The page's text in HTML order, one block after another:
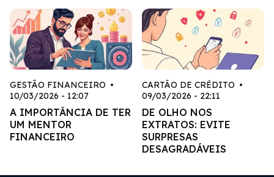
GESTÃO FINANCEIRO •
10/03/2026 - 12:07
A IMPORTÂNCIA DE TER
UM MENTOR
FINANCEIRO
CARTÃO DE CRÉDITO •
09/03/2026 - 22:11
DE OLHO NOS
EXTRATOS: EVITE
SURPRESAS
DESAGRADÁVEIS